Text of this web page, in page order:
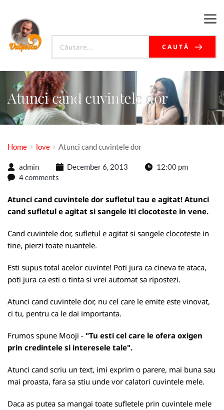
CAUTĂ
Atunci cand cuvintele dor
Home love Atunci cand cuvintele dor
admin December 6, 2013
12:00 pm
4 comments
Atunci cand cuvintele dor sufletul tau e agitat! Atunci
cand sufletul e agitat si sangele iti clocoteste in vene.
Cand cuvintele dor, sufletul e agitat si sangele clocoteste in
tine, pierzi toate nuantele.
Esti supus total acelor cuvinte! Poti jura ca cineva te ataca,
poti jura ca esti o tinta si vrei automat sa ripostezi.
Atunci cand cuvintele dor, nu cel care le emite este vinovat,
ci tu, pentru ca le dai importanta.
Frumos spune Mooji - "Tu esti cel care le ofera oxigen
prin credintele si interesele tale".
Atunci cand scriu un text, imi exprim o parere, mai buna sau
mai proasta, fara sa stiu unde vor calatori cuvintele mele.
Daca as putea sa mangai toate sufletele prin cuvintele mele